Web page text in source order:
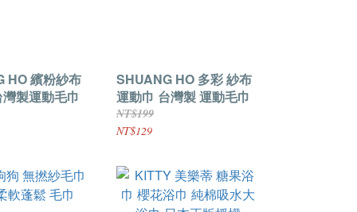
HO 繽粉紗布
製運動毛巾
SHUANG HO 多彩 紗布
運動巾 台灣製 運動毛巾
NT$199
NT$129